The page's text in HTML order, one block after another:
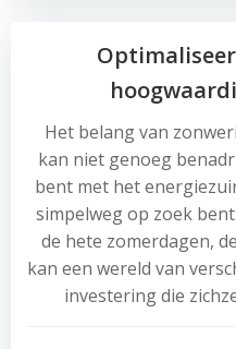
Het belang van
kan niet genoeg
bent met het
simpelweg op zoek
de hete zomerdagen,
kan een wereld van
investering die